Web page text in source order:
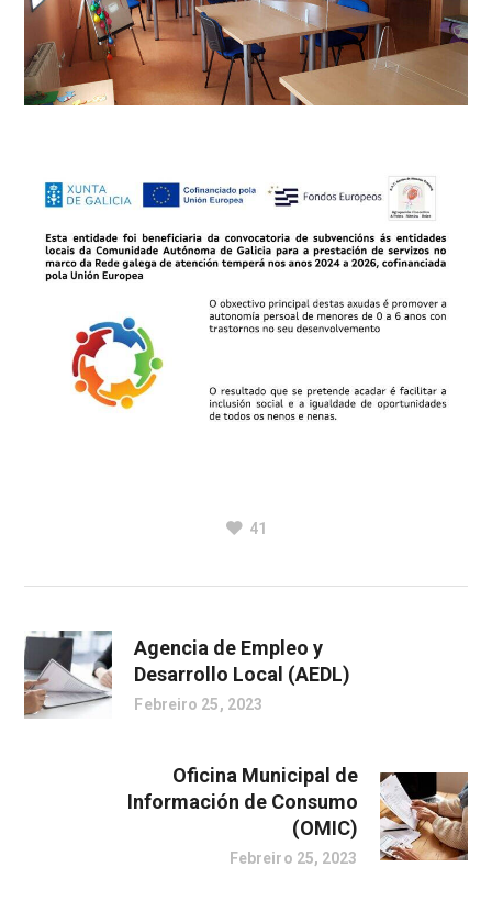
41
Agencia de Empleo y
Desarrollo Local (AEDL)
Febreiro 25, 2023
Oficina Municipal de
Información de Consumo
(OMIC)
Febreiro 25, 2023